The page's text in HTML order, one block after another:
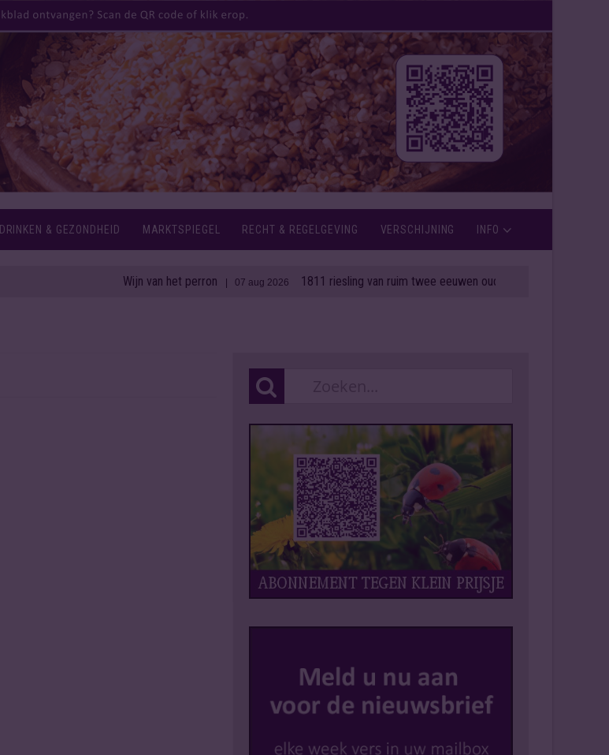
DRINKEN & GEZONDHEID MARKTSPIEGEL RECHT & REGELGEVING VERSCHIJNING INFO
Wijn van het perron| 07 aug 2026 1811 riesling van ruim twee eeuwen oud onder de hamer